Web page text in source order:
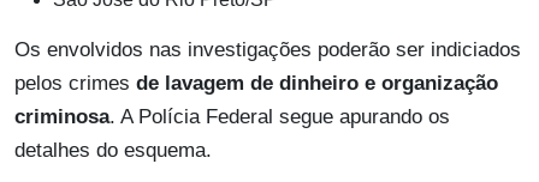
Os envolvidos nas investigações poderão ser indiciados
pelos crimes de lavagem de dinheiro e organização
criminosa. A Polícia Federal segue apurando os
detalhes do esquema.